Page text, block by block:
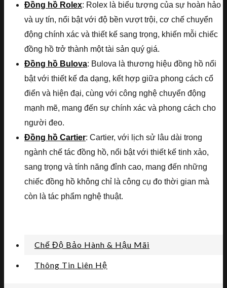
Đồng hồ Rolex: Rolex là biểu tượng của sự hoàn hảo
và uy tín, nổi bật với độ bền vượt trội, cơ chế chuyển
động chính xác và thiết kế sang trọng, khiến mỗi chiếc
đồng hồ trở thành một tài sản quý giá.
Đồng hồ Bulova: Bulova là thương hiệu đồng hồ nổi
bật với thiết kế đa dạng, kết hợp giữa phong cách cổ
điển và hiện đại, cùng với công nghệ chuyển động
mạnh mẽ, mang đến sự chính xác và phong cách cho
người đeo.
Đồng hồ Cartier: Cartier, với lịch sử lâu dài trong
ngành chế tác đồng hồ, nổi bật với thiết kế tinh xảo,
sang trọng và tính năng đỉnh cao, mang đến những
chiếc đồng hồ không chỉ là công cụ đo thời gian mà
còn là tác phẩm nghệ thuật.
Chế Độ Bảo Hành & Hậu Mãi
Thông Tin Liên Hệ